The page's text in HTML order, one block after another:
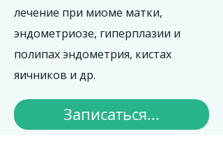
лечение при миоме матки,
эндометриозе, гиперплазии и
полипах эндометрия, кистах
яичников и др.
Записаться...